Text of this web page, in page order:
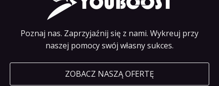
Poznaj nas. Zaprzyjaźnij się z nami. Wykreuj przy
naszej pomocy swój własny sukces.
ZOBACZ NASZĄ OFERTĘ